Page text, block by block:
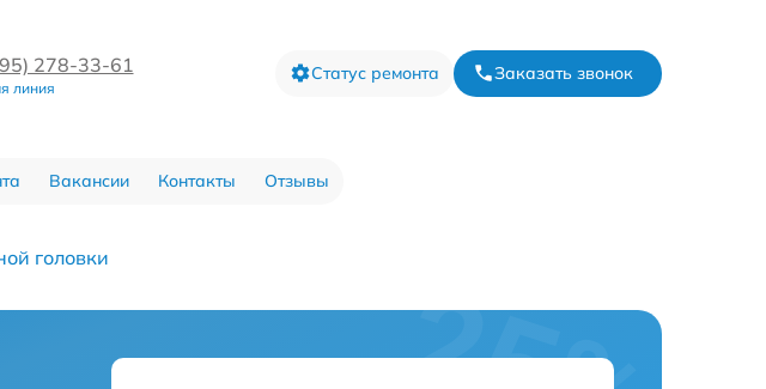
278-33-61
линия
Статус ремонта Заказать звонок
Вакансии Контакты Отзывы
головки